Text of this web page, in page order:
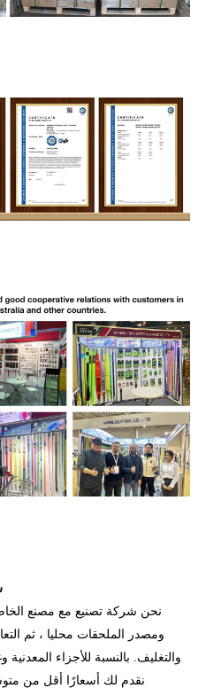
ومصدر الملحقات محليا ، ثم
والتغليف. بالنسبة للأجزاء
نقدم لك أسعارًا أقل من